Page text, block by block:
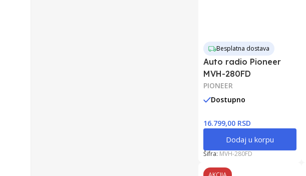
Besplatna dostava
Auto radio Pioneer
MVH-280FD
PIONEER
Dostupno
16.799,00 RSD
Dodaj u korpu
Šifra: MVH-280FD